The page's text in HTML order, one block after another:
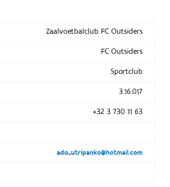
Zaalvoetbalclub FC Outsiders
FC Outsiders
Sportclub
3.16.017
+32 3 730 11 63
ado_utripanko@hotmail.com